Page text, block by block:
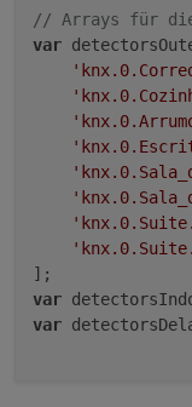
// Arrays für
var
var
var